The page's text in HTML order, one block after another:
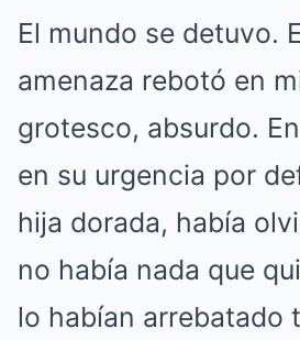
El mundo se detuvo.
amenaza rebotó en
grotesco, absurdo.
en su urgencia por
hija dorada, había
no había nada que
lo habían arrebatado